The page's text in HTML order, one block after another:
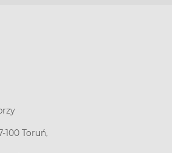
100 Toruń,